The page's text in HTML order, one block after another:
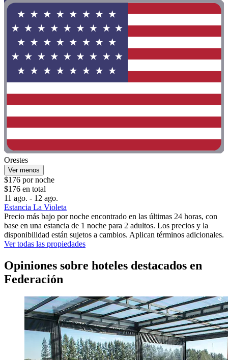
Orestes
Ver menos
$176 por noche
$176 en total
11 ago. - 12 ago.
Estancia La Violeta
Precio más bajo por noche encontrado en las últimas 24 horas, con
base en una estancia de 1 noche para 2 adultos. Los precios y la
disponibilidad están sujetos a cambios. Aplican términos adicionales.
Ver todas las propiedades
Opiniones sobre hoteles destacados en
Federación